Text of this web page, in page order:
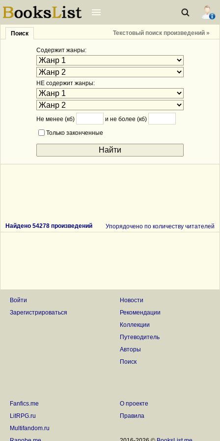
Поиск Текстовый поиск произведений »
Содержит жанры:
НЕ содержит жанры:
Не менее (кб)
и не более (кб)
Только законченные
Найдено 54278 произведений Упорядочено по количеству читателей
Войти
Зарегистрироваться
Новости
Рекомендации
Коллекции
Путеводитель
Авторы
Поиск
Fanfics.me
LitRPG.ru
Multifandom.ru
О проекте
Правила